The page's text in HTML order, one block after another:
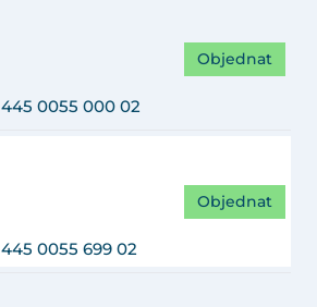
445 0055 000 02
Objednat
445 0055 699 02
Objednat